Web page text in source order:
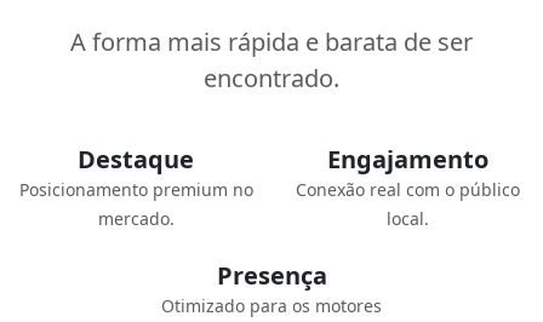
A forma mais rápida e barata de ser
encontrado.
Destaque
Posicionamento premium no
mercado.
Engajamento
Conexão real com o público
local.
Presença
Otimizado para os motores